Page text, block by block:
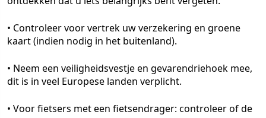
• Controleer voor vertrek uw verzekering en groene
kaart (indien nodig in het buitenland).
• Neem een veiligheidsvestje en gevarendriehoek mee,
dit is in veel Europese landen verplicht.
• Voor fietsers met een fietsendrager: controleer of de